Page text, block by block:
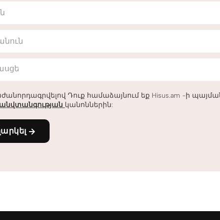
Դուք համաձայնում եք Hisus.am -ի
կանոններին: